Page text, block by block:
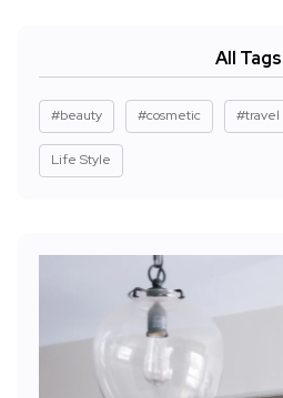
All Tags
#beauty #cosmetic #travel
Life Style